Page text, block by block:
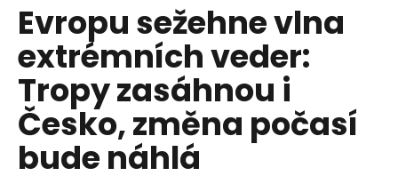
Evropu sežehne vlna
extrémních veder:
Tropy zasáhnou i
Česko, změna počasí
bude náhlá